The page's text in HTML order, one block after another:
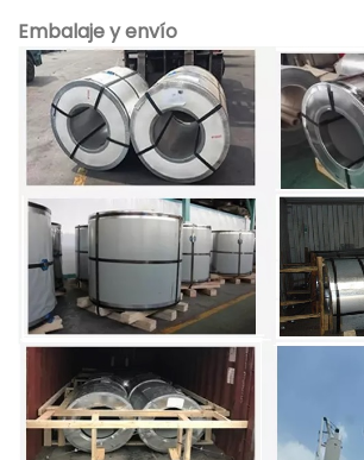
Embalaje y envío